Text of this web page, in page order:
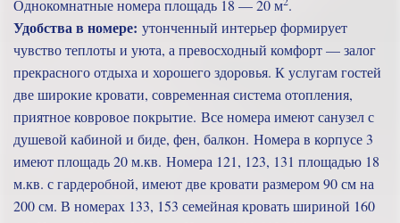
Однокомнатные номера площадь 18 — 20 м .
Удобства в номере: утонченный интерьер формирует
чувство теплоты и уюта, а превосходный комфорт — залог
прекрасного отдыха и хорошего здоровья. К услугам гостей
две широкие кровати, современная система отопления,
приятное ковровое покрытие. Все номера имеют санузел с
душевой кабиной и биде, фен, балкон. Номера в корпусе 3
имеют площадь 20 м.кв. Номера 121, 123, 131 площадью 18
м.кв. с гардеробной, имеют две кровати размером 90 см на
200 см. В номерах 133, 153 семейная кровать шириной 160